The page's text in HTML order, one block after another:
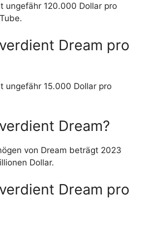
ungefähr 120.000 Dollar pro
Dream pro
ungefähr 15.000 Dollar pro
Dream?
von Dream beträgt 2023
Dollar.
Dream pro